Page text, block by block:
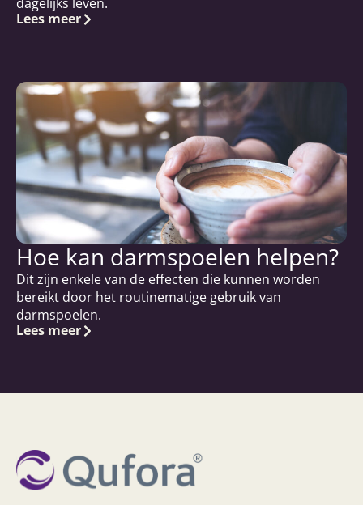
Lees meer
Hoe kan darmspoelen helpen?
Dit zijn enkele van de effecten die kunnen worden
bereikt door het routinematige gebruik van
darmspoelen.
Lees meer